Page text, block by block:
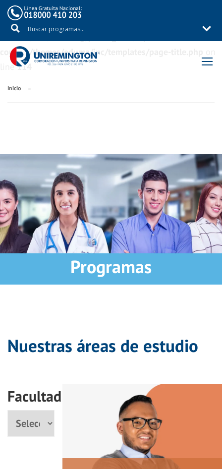
Warning
: Trying to access array offset on value of type
content/themes/eduma/inc/templates/page-title.php
line114
Inicio
Programas
Nuestras áreas de estudio
Facultad